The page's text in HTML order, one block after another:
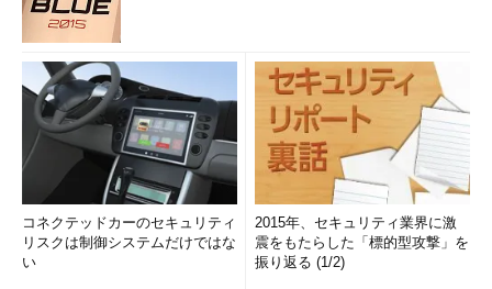
コネクテッドカーのセキュリティ
リスクは制御システムだけではな
い
2015年、セキュリティ業界に激
震をもたらした「標的型攻撃」を
振り返る (1/2)